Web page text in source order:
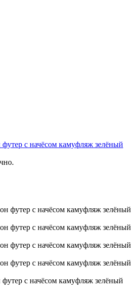
с начёсом камуфляж зелёный
с начёсом камуфляж зелёный